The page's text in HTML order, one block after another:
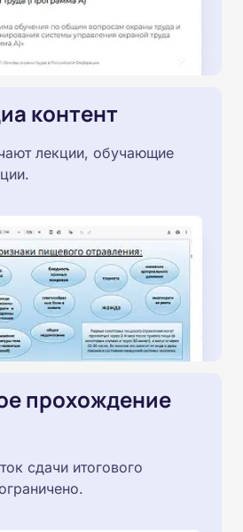
контент
лекции, обучающие
прохождение
сдачи итогового